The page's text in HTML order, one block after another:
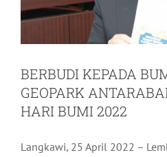
BERBUDI KEPADA
GEOPARK
HARI BUMI 2022
Langkawi, 25 April 2022 –